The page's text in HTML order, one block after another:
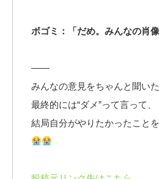
ボゴミ：「だめ。みんなの肖
――
みんなの意見をちゃんと聞いた
最終的には“ダメ”って言って、
結局自分がやりたかったこと